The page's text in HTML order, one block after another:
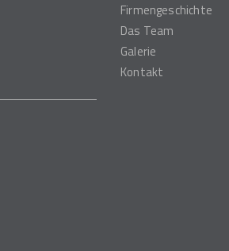
Firmengeschichte
Das Team
Galerie
Kontakt